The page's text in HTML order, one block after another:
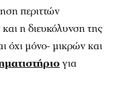
περιττών
η διευκόλυνση της
όχι μόνο- μικρών και
για